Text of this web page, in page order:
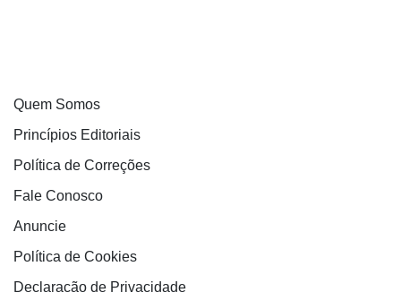
Quem Somos
Princípios Editoriais
Política de Correções
Fale Conosco
Anuncie
Política de Cookies
Declaração de Privacidade